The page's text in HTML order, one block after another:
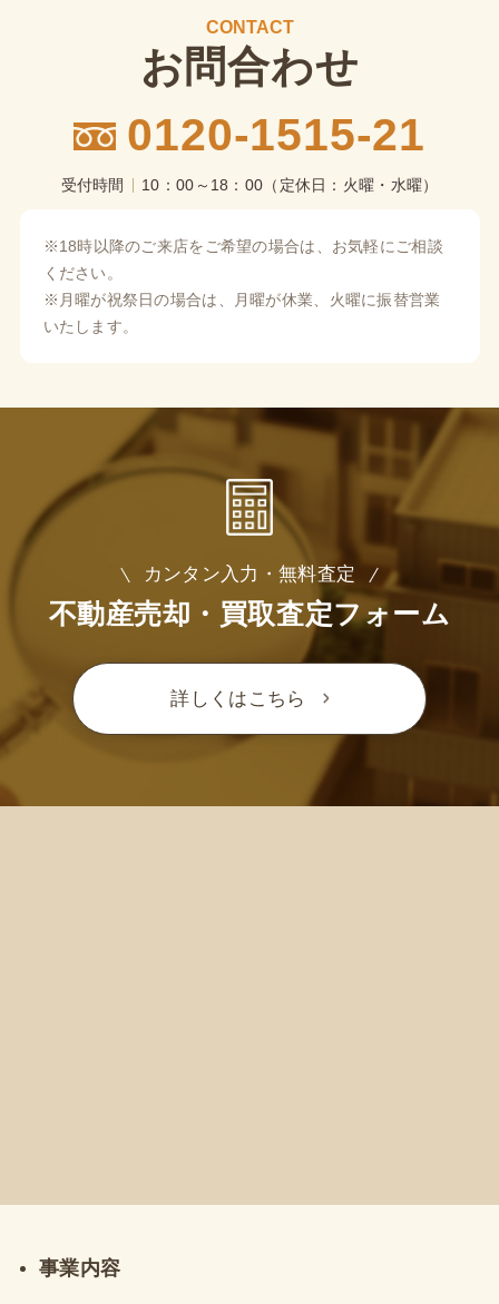
CONTACT
お問合わせ
0120-1515-21
受付時間 10：00～18：00（定休日：火曜・水曜）
※18時以降のご来店をご希望の場合は、お気軽にご相談
ください。
※月曜が祝祭日の場合は、月曜が休業、火曜に振替営業
いたします。
カンタン入力・無料査定
不動産売却・買取査定フォーム
詳しくはこちら
事業内容